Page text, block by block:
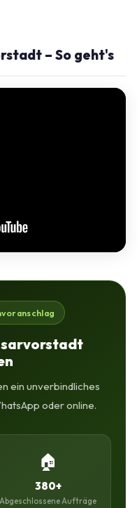
– So geht's
ein unverbindliches
oder online.
🏠
380+
Abgeschlossene Aufträge